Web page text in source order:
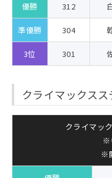
優勝 312
準優勝 304
3位 301
クライマックス
クライマッ
※
※